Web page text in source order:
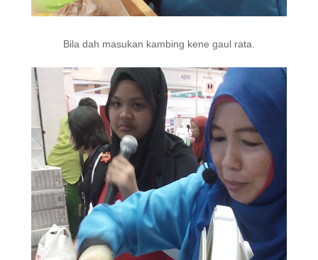
Bila dah masukan kambing kene gaul rata.